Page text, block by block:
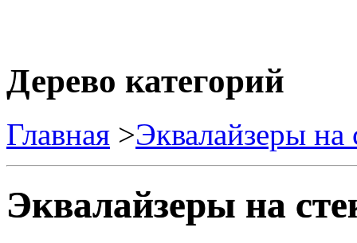
Дерево категорий
Главная >Эквалайзеры на
Эквалайзеры на